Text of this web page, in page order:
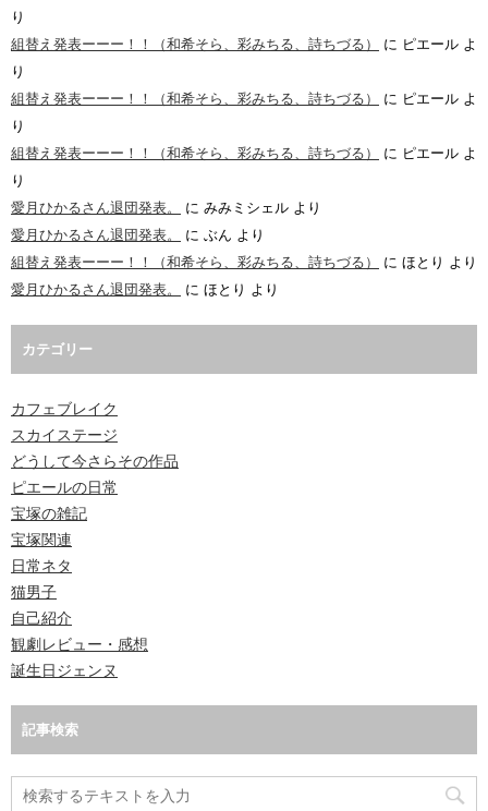
り
組替え発表ーーー！！（和希そら、彩みちる、詩ちづる）
に ピエール よ
り
組替え発表ーーー！！（和希そら、彩みちる、詩ちづる）
に ピエール よ
り
組替え発表ーーー！！（和希そら、彩みちる、詩ちづる）
に ピエール よ
り
愛月ひかるさん退団発表。
に みみミシェル より
愛月ひかるさん退団発表。
に ぶん より
組替え発表ーーー！！（和希そら、彩みちる、詩ちづる）
に ほとり より
愛月ひかるさん退団発表。
に ほとり より
カテゴリー
カフェブレイク
スカイステージ
どうして今さらその作品
ピエールの日常
宝塚の雑記
宝塚関連
日常ネタ
猫男子
自己紹介
観劇レビュー・感想
誕生日ジェンヌ
記事検索